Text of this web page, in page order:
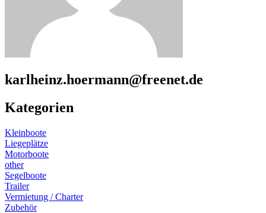
karlheinz.hoermann@freenet.de
Kategorien
Kleinboote
Liegeplätze
Motorboote
other
Segelboote
Trailer
Vermietung / Charter
Zubehör